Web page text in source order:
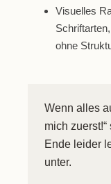
Visuelles
ohne
Wenn alles
mich
Ende leider
unter.